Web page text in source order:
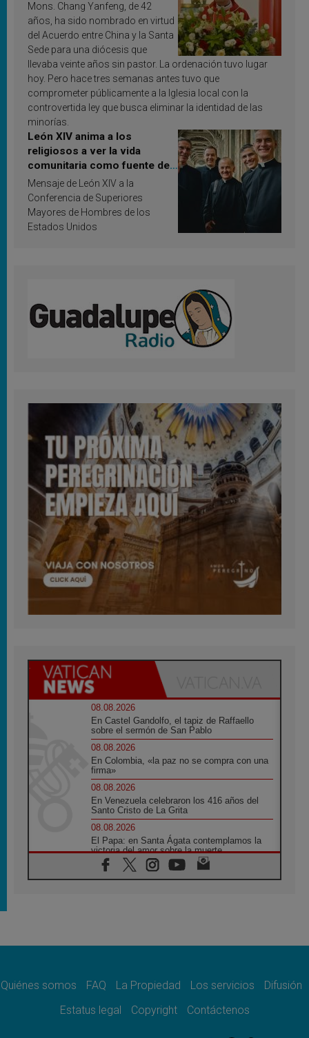
Mons. Chang Yanfeng, de 42
años, ha sido nombrado en virtud
del Acuerdo entre China y la Santa
Sede para una diócesis que
llevaba veinte años sin pastor. La ordenación tuvo lugar
hoy. Pero hace tres semanas antes tuvo que
comprometer públicamente a la Iglesia local con la
controvertida ley que busca eliminar la identidad de las
minorías.
León XIV anima a los
religiosos a ver la vida
comunitaria como fuente de
inspiración y santificación
Mensaje de León XIV a la
Conferencia de Superiores
Mayores de Hombres de los
Estados Unidos
08.08.2026
En Castel Gandolfo, el tapiz de Raffaello
sobre el sermón de San Pablo
08.08.2026
En Colombia, «la paz no se compra con una
firma»
08.08.2026
En Venezuela celebraron los 416 años del
Santo Cristo de La Grita
08.08.2026
El Papa: en Santa Ágata contemplamos la
victoria del amor sobre la muerte
08.08.2026
León XIV visitará el Santuario de la Madre
07.08.2026
07.08.2026
el compromiso del cristiano"
Quiénes somos FAQ La Propiedad Los servicios
Difusión
Estatus legal
Copyright Contáctenos